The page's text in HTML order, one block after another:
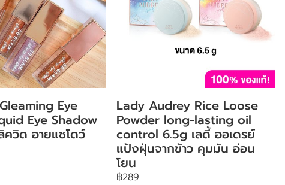
Eye
Eye Shadow
วิด อายแชโดว์
Lady Audrey Rice Loose
Powder long-lasting oil
control 6.5g เลดี้ ออเดรย์
แป้งฝุ่นจากข้าว คุมมัน อ่อน
โยน
฿289